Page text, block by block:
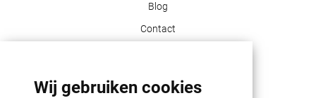
Wij gebruiken cookies
Blog
Contact
GDPR | PRIVACY POLICY | HAROGIFTS